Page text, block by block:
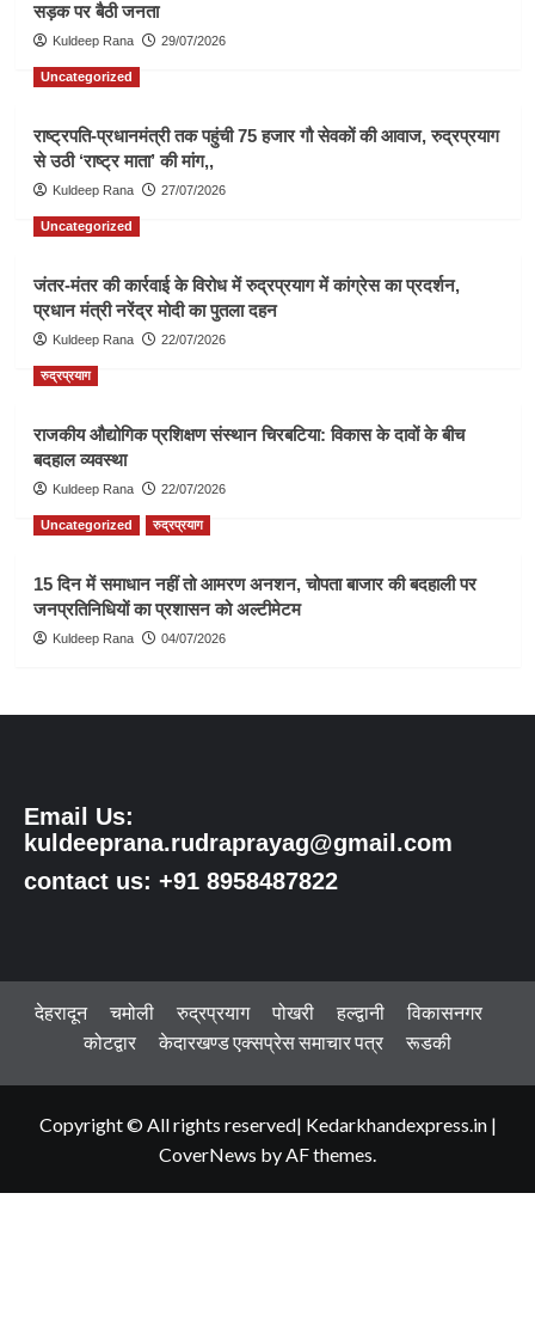
सड़क पर बैठी जनता
Kuldeep Rana 29/07/2026
Uncategorized
राष्ट्रपति-प्रधानमंत्री तक पहुंची 75 हजार गौ सेवकों की आवाज, रुद्रप्रयाग
से उठी ‘राष्ट्र माता’ की मांग,,
Kuldeep Rana 27/07/2026
Uncategorized
जंतर-मंतर की कार्रवाई के विरोध में रुद्रप्रयाग में कांग्रेस का प्रदर्शन,
प्रधान मंत्री नरेंद्र मोदी का पुतला दहन
Kuldeep Rana 22/07/2026
रुद्रप्रयाग
राजकीय औद्योगिक प्रशिक्षण संस्थान चिरबटिया: विकास के दावों के बीच
बदहाल व्यवस्था
Kuldeep Rana 22/07/2026
Uncategorized रुद्रप्रयाग
15 दिन में समाधान नहीं तो आमरण अनशन, चोपता बाजार की बदहाली पर
जनप्रतिनिधियों का प्रशासन को अल्टीमेटम
Kuldeep Rana 04/07/2026
Email Us:
kuldeeprana.rudraprayag@gmail.com
contact us: +91 8958487822
देहरादून चमोली रुद्रप्रयाग पोखरी हल्द्वानी
विकासनगर
कोटद्वार
केदारखण्ड एक्सप्रेस समाचार पत्र रूडकी
Copyright © All rights reserved| Kedarkhandexpress.in |
CoverNews by AF themes.